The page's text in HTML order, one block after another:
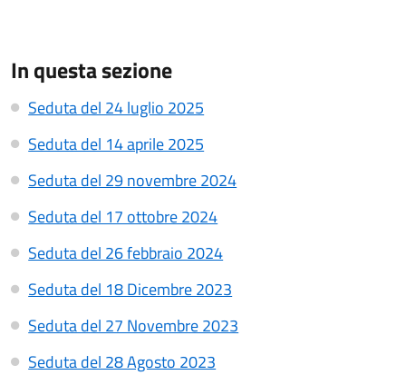
In questa sezione
Seduta del 24 luglio 2025
Seduta del 14 aprile 2025
Seduta del 29 novembre 2024
Seduta del 17 ottobre 2024
Seduta del 26 febbraio 2024
Seduta del 18 Dicembre 2023
Seduta del 27 Novembre 2023
Seduta del 28 Agosto 2023